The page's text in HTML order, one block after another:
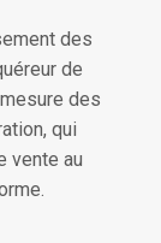
des
de
des
qui
vente au